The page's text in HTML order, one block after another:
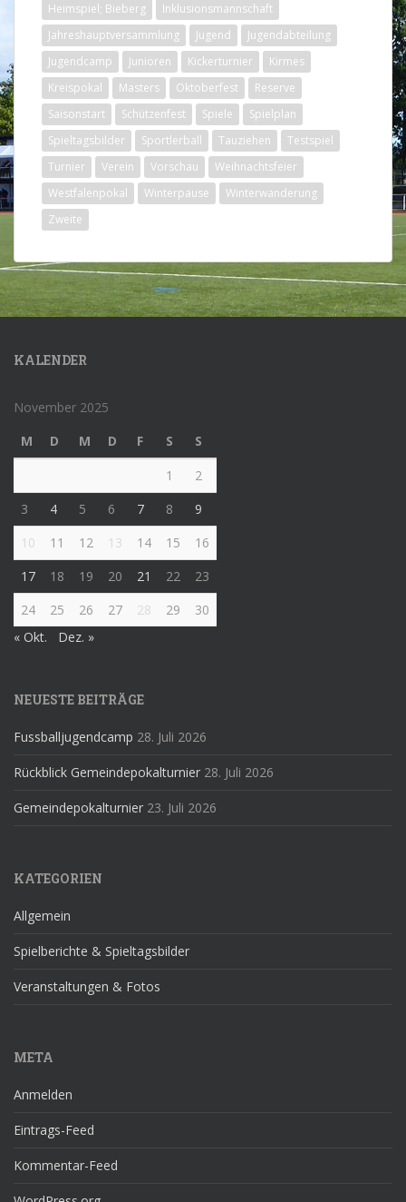
Heimspiel; Bieberg
Inklusionsmannschaft
Jahreshauptversammlung
Jugend
Jugendabteilung
Jugendcamp
Junioren Kickerturnier
Kirmes
Kreispokal
Masters Oktoberfest
Reserve
Saisonstart
Schützenfest Spiele
Spielplan
Spieltagsbilder
Sportlerball Tauziehen
Testspiel
Turnier
Verein Vorschau
Weihnachtsfeier
Westfalenpokal
Winterpause
Winterwanderung
Zweite
KALENDER
November 2025
M
D M D F S
S
1
2
3
4 5 6 7 8
9
10
11 12 13 14 15
16
17
18 19 20 21 22
23
24
25 26 27 28 29
30
« Okt.
Dez. »
NEUESTE BEITRÄGE
Fussballjugendcamp 28. Juli 2026
Rückblick Gemeindepokalturnier 28. Juli 2026
Gemeindepokalturnier 23. Juli 2026
KATEGORIEN
Allgemein
Spielberichte & Spieltagsbilder
Veranstaltungen & Fotos
META
Anmelden
Eintrags-Feed
Kommentar-Feed